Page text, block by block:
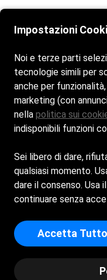
Home La
SPIAGGIA
BASILICA 135 -
Ravenna - p.i/c.f:
© Copyright 2026 by
Impostazioni
Noi e terze parti
tecnologie simili per
anche per
marketing (con
nella politica sui
indisponibili funzioni
Sei libero di dare,
qualsiasi momento.
dare il consenso. Usa
continuare senza
Accetta Tutto